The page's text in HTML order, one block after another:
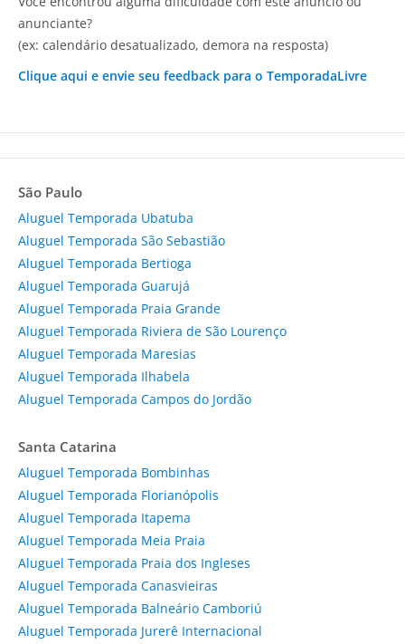
anunciante?
(ex: calendário desatualizado, demora na resposta)
Clique aqui e envie seu feedback para o TemporadaLivre
São Paulo
Aluguel Temporada Ubatuba
Aluguel Temporada São Sebastião
Aluguel Temporada Bertioga
Aluguel Temporada Guarujá
Aluguel Temporada Praia Grande
Aluguel Temporada Riviera de São Lourenço
Aluguel Temporada Maresias
Aluguel Temporada Ilhabela
Aluguel Temporada Campos do Jordão
Santa Catarina
Aluguel Temporada Bombinhas
Aluguel Temporada Florianópolis
Aluguel Temporada Itapema
Aluguel Temporada Meia Praia
Aluguel Temporada Praia dos Ingleses
Aluguel Temporada Canasvieiras
Aluguel Temporada Balneário Camboriú
Aluguel Temporada Jurerê Internacional